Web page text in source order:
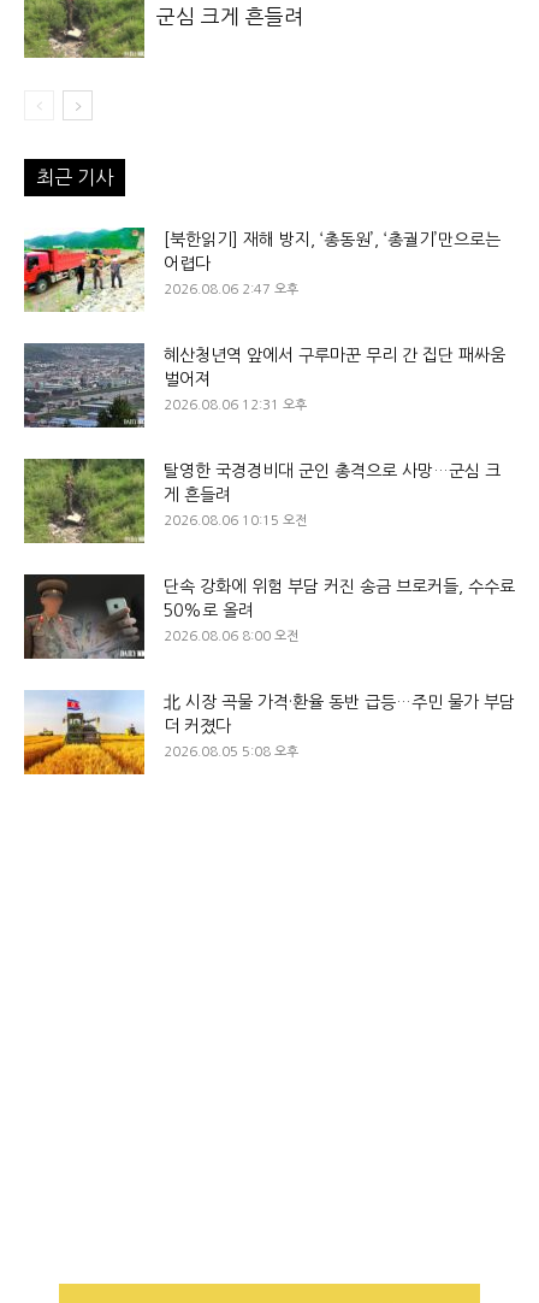
군심 크게 흔들려
최근 기사
[북한읽기] 재해 방지, ‘총동원’, ‘총궐기’만으로는
어렵다
2026.08.06 2:47 오후
혜산청년역 앞에서 구루마꾼 무리 간 집단 패싸움
벌어져
2026.08.06 12:31 오후
탈영한 국경경비대 군인 총격으로 사망…군심 크
게 흔들려
2026.08.06 10:15 오전
단속 강화에 위험 부담 커진 송금 브로커들, 수수료
50%로 올려
2026.08.06 8:00 오전
北 시장 곡물 가격·환율 동반 급등…주민 물가 부담
더 커졌다
2026.08.05 5:08 오후